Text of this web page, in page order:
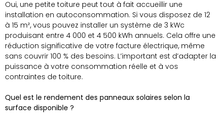
Oui, une petite toiture peut tout à fait accueillir une
installation en autoconsommation. Si vous disposez de 12
à 15 m², vous pouvez installer un système de 3 kWc
produisant entre 4 000 et 4 500 kWh annuels. Cela offre une
réduction significative de votre facture électrique, même
sans couvrir 100 % des besoins. L’important est d’adapter la
puissance à votre consommation réelle et à vos
contraintes de toiture.
Quel est le rendement des panneaux solaires selon la
surface disponible ?